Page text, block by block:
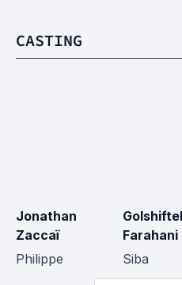
CASTING
Jonathan
Zaccaï
Philippe
Farahani
Siba